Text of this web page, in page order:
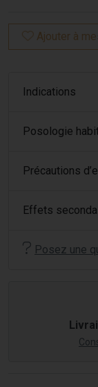
Ajouter à
Indications
Posologie
Précautions
Effets
Posez une